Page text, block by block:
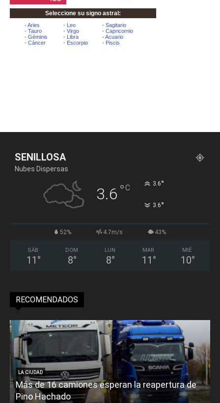
SENILLOSA
Nubes Dispersas
3.6 °C 3.6°
3.6°
52% 4.7m/s 43%
SÁB
11 °
DOM
8°
LUN
8°
MAR
11 °
MIÉ
10°
RECOMENDADOS
LA CIUDAD
Más de 16 camiones esperan la reapertura de
Pino Hachado